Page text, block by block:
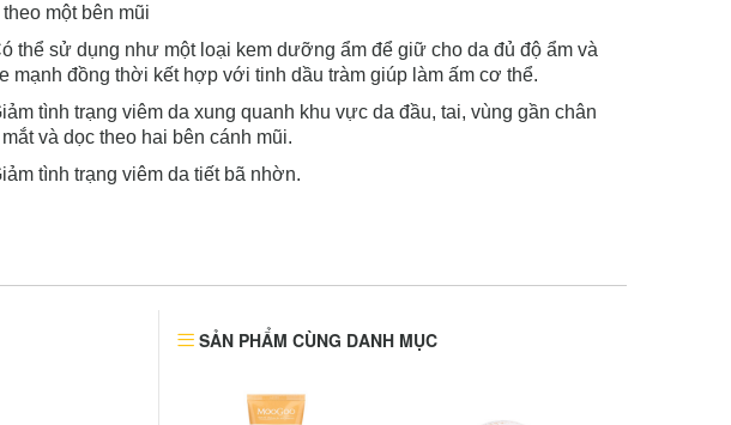
một bên mũi
thể sử dụng như một loại kem dưỡng ẩm để giữ cho da đủ độ ẩm và
mạnh đồng thời kết hợp với tinh dầu tràm giúp làm ấm cơ thể.
tình trạng viêm da xung quanh khu vực da đầu, tai, vùng gần chân
và dọc theo hai bên cánh mũi.
tình trạng viêm da tiết bã nhờn.
SẢN PHẨM CÙNG DANH MỤC